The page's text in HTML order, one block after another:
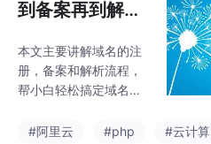
户体验和品牌形象。此
提供了丰富的API接口和
SDK，方便开发者集成
到自己的应用中。基本
脱离阿里云短信服务
到备案再到解析
本文主要讲解域名的注
册，备案和解析流程，
帮小白轻松搞定域名全
#阿里云
#php #云计算